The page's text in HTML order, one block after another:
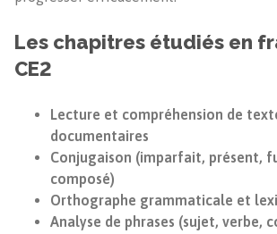
Les chapitres étudiés en
CE2
Lecture et compréhension de
documentaires
Conjugaison (imparfait, présent,
composé)
Orthographe grammaticale et
Analyse de phrases (sujet, verbe,